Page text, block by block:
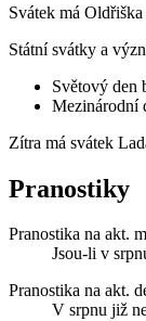
Svátek má Oldřiška
Státní svátky a
Světový den
Mezinárodní
Zítra má svátek
Pranostiky
Pranostika na akt.
Jsou-li v
Pranostika na akt.
V srpnu již